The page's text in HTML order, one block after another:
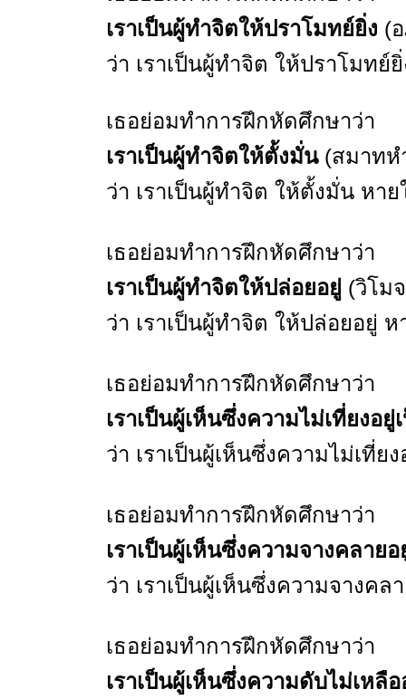
เราเป็นผู้ทำจิตให้ปราโมทย์ยิ่ง (
ว่า เราเป็นผู้ทำจิต ให้ปราโมทย์
เธอย่อมทำการฝึกหัดศึกษาว่า
เราเป็นผู้ทำจิตให้ตั้งมั่น (สมาทห
ว่า เราเป็นผู้ทำจิต ให้ตั้งมั่น หาย
เธอย่อมทำการฝึกหัดศึกษาว่า
เราเป็นผู้ทำจิตให้ปล่อยอยู่ (วิโม
ว่า เราเป็นผู้ทำจิต ให้ปล่อยอยู่ ห
เธอย่อมทำการฝึกหัดศึกษาว่า
เราเป็นผู้เห็นซึ่งความไม่เที่ยงอยู่
ว่า เราเป็นผู้เห็นซึ่งความไม่เที่ย
เธอย่อมทำการฝึกหัดศึกษาว่า
เราเป็นผู้เห็นซึ่งความจางคลาย
ว่า เราเป็นผู้เห็นซึ่งความจางคล
เธอย่อมทำการฝึกหัดศึกษาว่า
เราเป็นผู้เห็นซึ่งความดับไม่เหลื